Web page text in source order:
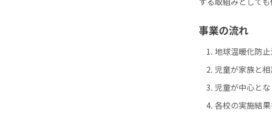
事業の流れ
地球温暖化防
児童が家族と
児童が中心と
各校の実施結